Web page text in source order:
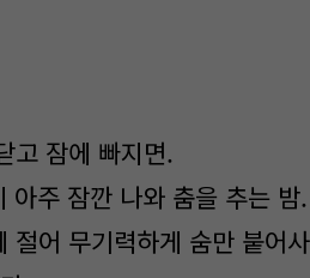
고 잠에 빠지면.
아주 잠깐 나와 춤을 추는 밤.
어 무기력하게 숨만 붙어